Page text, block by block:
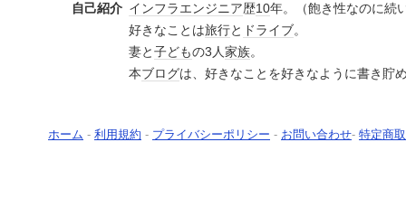
自己紹介 インフラエンジニア歴10年。（飽き性なのに続
好きなことは旅行と ドライブ。
妻と子どもの3人家族。
本ブログは、好きなことを好きなように書き貯
ホーム - 利用規約 - プライバシーポリシー - お問い合わせ- 特定商